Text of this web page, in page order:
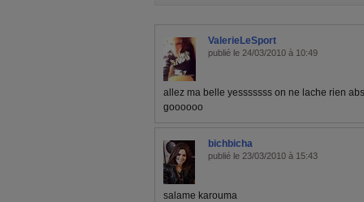
ValerieLeSport
publié le 24/03/2010 à 10:49
allez ma belle yesssssss on ne lache rien
goooooo
bichbicha
publié le 23/03/2010 à 15:43
salame karouma